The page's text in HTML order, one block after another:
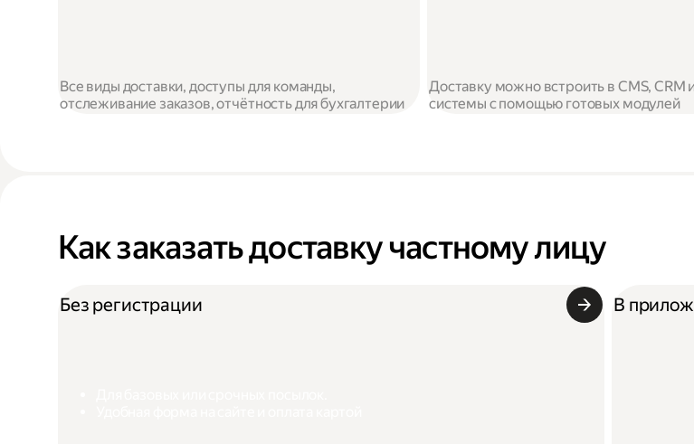
Все виды доставки, доступы для команды,
отслеживание заказов, отчётность для бухгалтерии
Доставку можно встроить в CMS, CRM
системы с помощью готовых модулей
Как заказать доставку частному лицу
Без регистрации В